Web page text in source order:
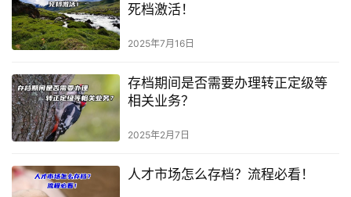
死档激活！
2025年7月16日
存档期间是否需要办理转正定级等
相关业务？
2025年2月7日
人才市场怎么存档？流程必看！